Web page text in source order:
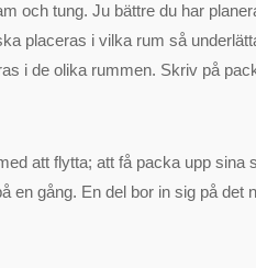
och tung. Ju bättre du har
placeras i vilka rum så
i de olika rummen. Skriv på
att flytta; att få packa upp sina
en gång. En del bor in sig på det